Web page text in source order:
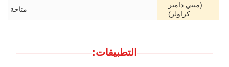
(ميني دامبر
كراولر)
متاحة
التطبيقات: